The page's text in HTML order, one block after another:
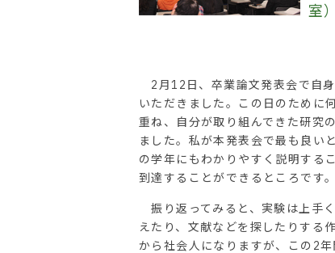
室）
2月12日、卒業論文発表会で自
いただきました。この日のために
重ね、自分が取り組んできた研究
ました。私が本発表会で最も良い
の学年にもわかりやすく説明する
到達することができるところです。
振り返ってみると、実験は上手
えたり、文献などを探したりする
から社会人になりますが、この2